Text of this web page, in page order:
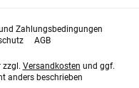
Zahlungsbedingungen
AGB
zzgl. Versandkosten und ggf.
anders beschrieben